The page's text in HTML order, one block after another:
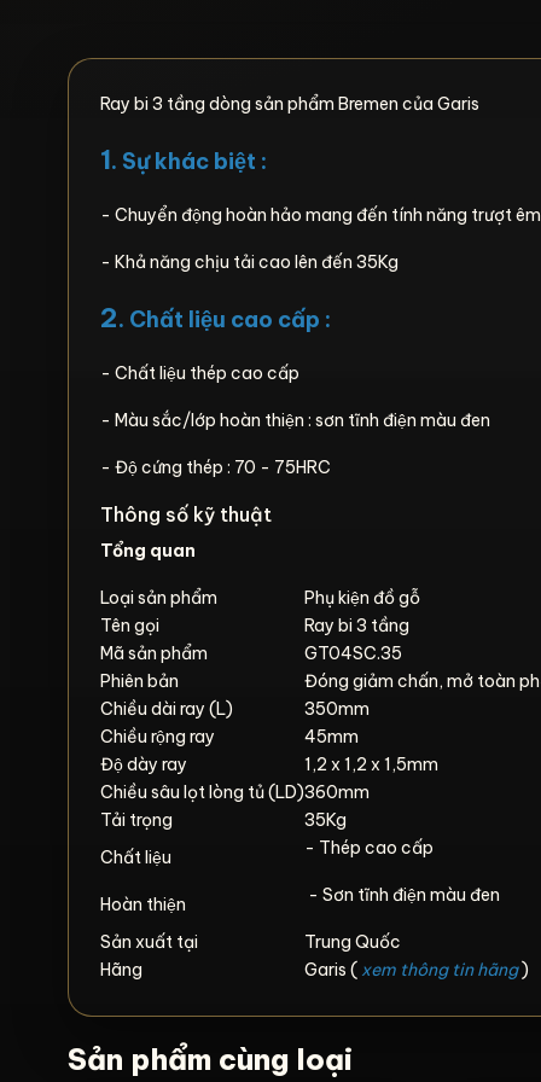
Ray bi 3 tầng dòng sản phẩm Bremen của Garis
1. Sự khác biệt :
- Chuyển động hoàn hảo mang đến tính năng trượt
- Khả năng chịu tải cao lên đến 35Kg
2. Chất liệu cao cấp :
- Chất liệu thép cao cấp
- Màu sắc/lớp hoàn thiện : sơn tĩnh điện màu đen
- Độ cứng thép : 70 - 75HRC
Thông số kỹ thuật
Tổng quan
Loại sản phẩm
Phụ kiện đồ gỗ
Tên gọi
Ray bi 3 tầng
Mã sản phẩm
GT04SC.35
Phiên bản
Đóng giảm chấn, mở toàn
Chiều dài ray (L)
350mm
Chiều rộng ray
45mm
Độ dày ray
1,2 x 1,2 x 1,5mm
Chiều sâu lọt lòng tủ (LD)360mm
Tải trọng
35Kg
Chất liệu
- Thép cao cấp
Hoàn thiện - Sơn tĩnh điện màu đen
Sản xuất tại
Trung Quốc
Hãng
Garis ( xem thông tin hãng)
Sản phẩm cùng loại